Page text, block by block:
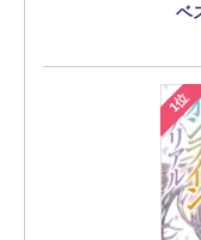
ベ
1位